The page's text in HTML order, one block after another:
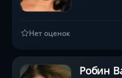
Нет оценок
Робин